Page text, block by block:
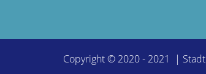
Copyright © 2020 - 2021 |